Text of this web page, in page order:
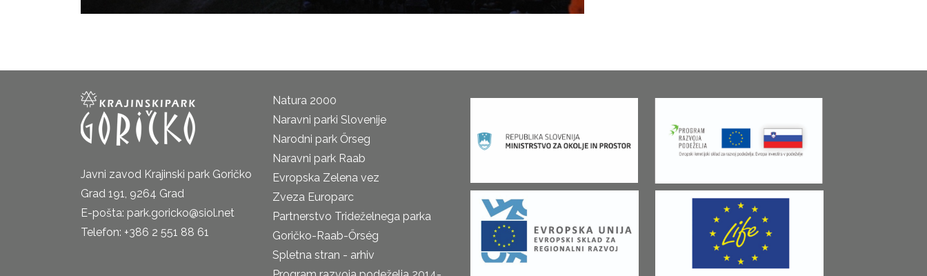
Javni zavod Krajinski park Goričko
Grad 191, 9264 Grad
E-pošta: park.goricko@siol.net
Telefon: +386 2 551 88 61
Natura 2000
Naravni parki Slovenije
Narodni park Őrseg
Naravni park Raab
Evropska Zelena vez
Zveza Europarc
Partnerstvo Trideželnega parka
Goričko-Raab-Őrség
Spletna stran - arhiv